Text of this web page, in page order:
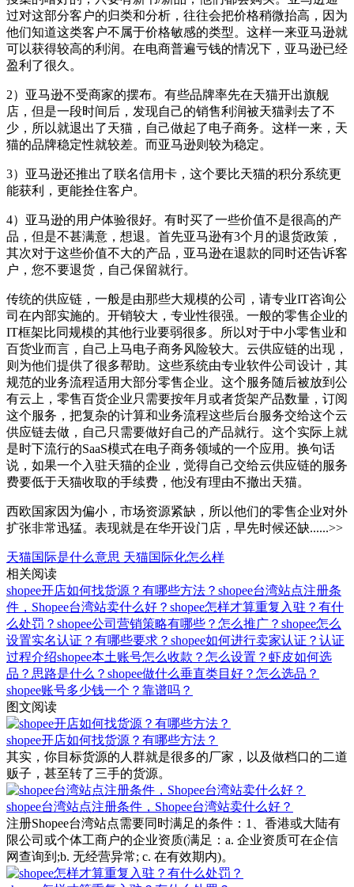
过对这部分客户的归类和分析，往往会把价格稍微抬高，因为
他们知道这类客户不属于价格敏感的类型。这样一来亚马逊就
可以获得较高的利润。在电商普遍亏钱的情况下，亚马逊已经
盈利了很久。
2）亚马逊不受商家的摆布。有些品牌率先在天猫开出旗舰
店，但是一段时间后，发现自己的销售利润被天猫剥去了不
少，所以就退出了天猫，自己做起了电子商务。这样一来，天
猫的品牌稳定性就较差。而亚马逊则较为稳定。
3）亚马逊还推出了联名信用卡，这个要比天猫的积分系统更
能获利，更能拴住客户。
4）亚马逊的用户体验很好。有时买了一些价值不是很高的产
品，但是不甚满意，想退。首先亚马逊有3个月的退货政策，
其次对于这些价值不大的产品，亚马逊在退款的同时还告诉客
户，您不要退货，自己保留就行。
传统的供应链，一般是由那些大规模的公司，请专业IT咨询公
司在内部实施的。开销较大，专业性很强。一般的零售企业的
IT框架比同规模的其他行业要弱很多。所以对于中小零售业和
百货业而言，自己上马电子商务风险较大。云供应链的出现，
则为他们提供了很多帮助。这些系统由专业软件公司设计，其
规范的业务流程适用大部分零售企业。这个服务随后被放到公
有云上，零售百货企业只需要按年月或者货架产品数量，订阅
这个服务，把复杂的计算和业务流程这些后台服务交给这个云
供应链去做，自己只需要做好自己的产品就行。这个实际上就
是时下流行的SaaS模式在电子商务领域的一个应用。换句话
说，如果一个入驻天猫的企业，觉得自己交给云供应链的服务
费要低于天猫收取的手续费，他没有理由不撤出天猫。
西欧国家因为偏小，市场资源紧缺，所以他们的零售企业对外
扩张非常迅猛。表现就是在华开设门店，早先时候还缺......>>
天猫国际是什么意思 天猫国际化怎么样
相关阅读
shopee开店如何找货源？有哪些方法？ shopee台湾站点注册条
件，Shopee台湾站卖什么好？ shopee怎样才算重复入驻？有什
么处罚？ shopee公司营销策略有哪些？怎么推广？ shopee怎么
设置实名认证？有哪些要求？ shopee如何进行卖家认证？认证
过程介绍shopee本土账号怎么收款？怎么设置？ 虾皮如何选
品？思路是什么？ shopee做什么垂直类目好？怎么选品？
shopee账号多少钱一个？靠谱吗？
图文阅读
shopee开店如何找货源？有哪些方法？
其实，你目标货源的人群就是很多的厂家，以及做档口的二道
贩子，甚至转了三手的货源。
shopee台湾站点注册条件，Shopee台湾站卖什么好？
注册Shopee台湾站点需要同时满足的条件：1、香港或大陆有
限公司或个体工商户的企业资质(满足：a. 企业资质可在企信
网查询到;b. 无经营异常; c. 在有效期内)。
shopee怎样才算重复入驻？有什么处罚？